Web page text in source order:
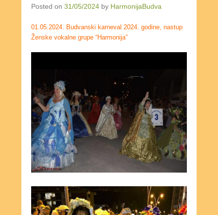
Posted on 31/05/2024 by HarmonijaBudva
01.05.2024. Budvanski karneval 2024. godine, nastup
Ženske vokalne grupe “Harmonija”